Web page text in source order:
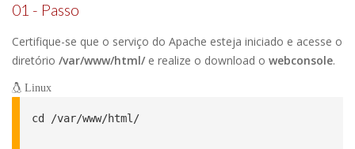
01 - Passo
Certifique-se que o serviço do Apache esteja iniciado e acesse o
diretório /var/www/html/e realize o download o webconsole.
Linux
cd /var/www/html/